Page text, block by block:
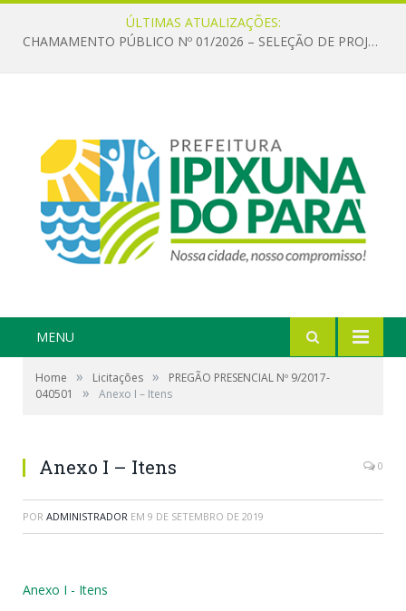
ÚLTIMAS ATUALIZAÇÕES:
CHAMAMENTO PÚBLICO Nº 01/2026 – SELEÇÃO DE PROJETOS PARA FIRMAR TERMO DE EXECUÇÃO CULTURAL COM RECURSOS DA POLÍTICA NACIONAL ALDIR BLANC DE FOMENTO À CULTURA – PNAB (LEI Nº 14.399/2022)
MENU
Home » Licitações »
PREGÃO PRESENCIAL Nº 9/2017-
040501
» Anexo I – Itens
Anexo I – Itens 0
POR ADMINISTRADOR EM 9 DE SETEMBRO DE 2019
Anexo I - Itens